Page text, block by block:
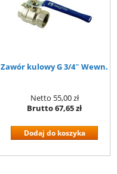
Zawór kulowy G 3/4″ Wewn.
Netto 55,00 zł
Brutto67,65 zł
Dodaj do koszyka